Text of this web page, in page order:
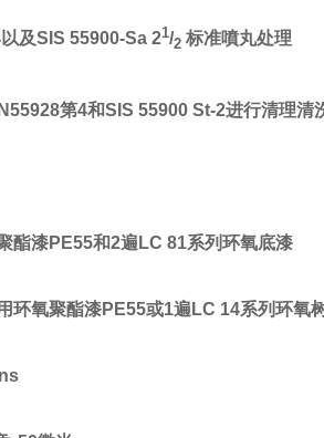
以及SIS 55900-Sa 21/2 标准噴丸处理
第4和SIS 55900 St-2进行清理清
酯漆PE55和2遍 LC 81系列环氧底漆
环氧聚酯漆PE55或1遍 LC 14系列环氧